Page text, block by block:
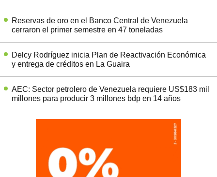
Reservas de oro en el Banco Central de Venezuela
cerraron el primer semestre en 47 toneladas
Delcy Rodríguez inicia Plan de Reactivación Económica
y entrega de créditos en La Guaira
AEC: Sector petrolero de Venezuela requiere US$183 mil
millones para producir 3 millones bdp en 14 años